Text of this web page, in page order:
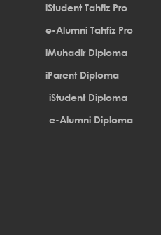
iStudent Tahfiz Pro
e-Alumni Tahfiz Pro
iMuhadir Diploma
iParent Diploma
iStudent Diploma
e-Alumni Diploma